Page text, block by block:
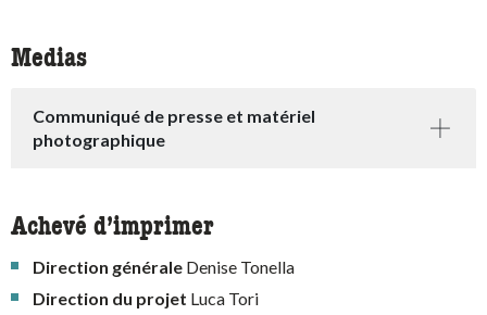
Medias
Communiqué de presse et matériel
photographique
Achevé d’imprimer
Direction générale Denise Tonella
Direction du projet Luca Tori